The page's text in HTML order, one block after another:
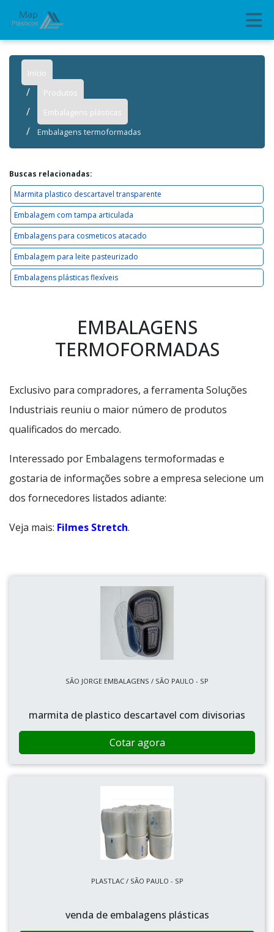
Início
Produtos
Embalagens plásticas
Embalagens termoformadas
Buscas relacionadas:
Marmita plastico descartavel transparente
Embalagem com tampa articulada
Embalagens para cosmeticos atacado
Embalagem para leite pasteurizado
Embalagens plásticas flexíveis
EMBALAGENS
TERMOFORMADAS
Exclusivo para compradores, a ferramenta Soluções
Industriais reuniu o maior número de produtos
qualificados do mercado.
Interessado por Embalagens termoformadas e
gostaria de informações sobre a empresa selecione um
dos fornecedores listados adiante:
Veja mais: Filmes Stretch.
SÃO JORGE EMBALAGENS / SÃO PAULO - SP
marmita de plastico descartavel com divisorias
Cotar agora
PLASTLAC / SÃO PAULO - SP
venda de embalagens plásticas